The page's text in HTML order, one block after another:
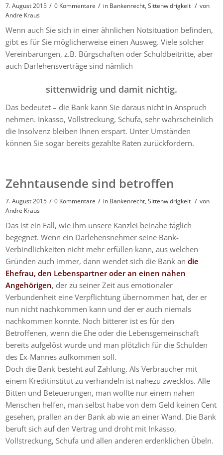
7. August 2015 / 0 Kommentare / in Bankenrecht ,Sittenwidrigkeit / von
Andre Kraus
Wenn auch Sie sich in einer ähnlichen Notsituation befinden,
gibt es für Sie möglicherweise einen Ausweg. Viele solcher
Vereinbarungen, z.B. Bürgschaften oder Schuldbeitritte, aber
auch Darlehensverträge sind nämlich
sittenwidrig und damit nichtig.
Das bedeutet – die Bank kann Sie daraus nicht in Anspruch
nehmen. Inkasso, Vollstreckung, Schufa, sehr wahrscheinlich
die Insolvenz bleiben Ihnen erspart. Unter Umständen
können Sie sogar bereits gezahlte Raten zurückfordern.
Zehntausende sind betroffen
7. August 2015 / 0 Kommentare / in Bankenrecht ,Sittenwidrigkeit / von
Andre Kraus
Das ist ein Fall, wie ihm unsere Kanzlei beinahe täglich
begegnet. Wenn ein Darlehensnehmer seine Bank-
Verbindlichkeiten nicht mehr erfüllen kann, aus welchen
Gründen auch immer, dann wendet sich die Bank andie
Ehefrau, den Lebenspartner oder an einen nahen
Angehörigen, der zu seiner Zeit aus emotionaler
Verbundenheit eine Verpflichtung übernommen hat, der er
nun nicht nachkommen kann und der er auch niemals
nachkommen konnte. Noch bitterer ist es für den
Betroffenen, wenn die Ehe oder die Lebensgemeinschaft
bereits aufgelöst wurde und man plötzlich für die Schulden
des Ex-Mannes aufkommen soll.
Doch die Bank besteht auf Zahlung. Als Verbraucher mit
einem Kreditinstitut zu verhandeln ist nahezu zwecklos. Alle
Bitten und Beteuerungen, man wollte nur einem nahen
Menschen helfen, man selbst habe von dem Geld keinen Cent
gesehen, prallen an der Bank ab wie an einer Wand. Die Bank
beruft sich auf den Vertrag und droht mit Inkasso,
Vollstreckung, Schufa und allen anderen erdenklichen Übeln.